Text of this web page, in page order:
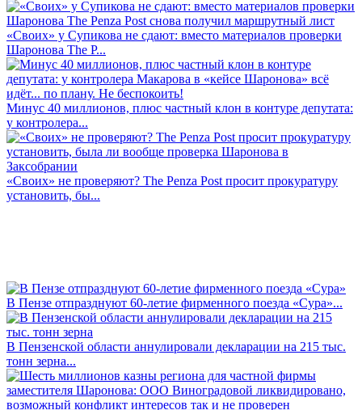
«Своих» у Супикова не сдают: вместо материалов проверки
Шаронова The P...
Минус 40 миллионов, плюс частный клон в контуре депутата:
у контролера...
«Своих» не проверяют? The Penza Post просит прокуратуру
установить, бы...
В Пензе отпразднуют 60-летие фирменного поезда «Сура»...
В Пензенской области аннулировали декларации на 215 тыс.
тонн зерна...